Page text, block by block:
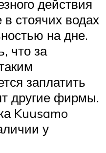
действия
стоячих водах
на дне.
что за
заплатить
другие фирмы.
Kuusamo
у